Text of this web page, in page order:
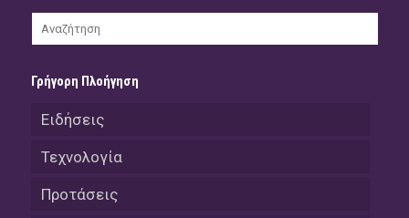
Γρήγορη Πλοήγηση
Ειδήσεις
Τεχνολογία
Προτάσεις